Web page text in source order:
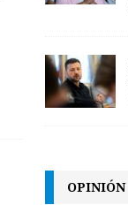
OPINIÓN